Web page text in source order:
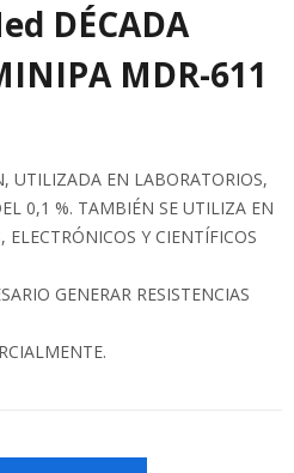
DÉCADA
MDR-611
UTILIZADA EN LABORATORIOS,
0,1 %. TAMBIÉN SE UTILIZA EN
ELECTRÓNICOS Y CIENTÍFICOS
GENERAR RESISTENCIAS